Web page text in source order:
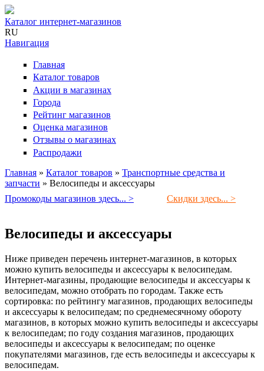
Каталог интернет-магазинов
RU
Навигация
Главная
Каталог товаров
Акции в магазинах
Города
Рейтинг магазинов
Оценка магазинов
Отзывы о магазинах
Распродажи
Вы здесь
Главная » Каталог товаров » Транспортные средства и
запчасти » Велосипеды и аксессуары
Промокоды магазинов здесь... >
Скидки здесь... >
Велосипеды и аксессуары
Ниже приведен перечень интернет-магазинов, в которых
можно купить велосипеды и аксессуары к велосипедам.
Интернет-магазины, продающие велосипеды и аксессуары к
велосипедам, можно отобрать по городам. Также есть
сортировка: по рейтингу магазинов, продающих велосипеды
и аксессуары к велосипедам; по среднемесячному обороту
магазинов, в которых можно купить велосипеды и аксессуары
к велосипедам; по году создания магазинов, продающих
велосипеды и аксессуары к велосипедам; по оценке
покупателями магазинов, где есть велосипеды и аксессуары к
велосипедам.